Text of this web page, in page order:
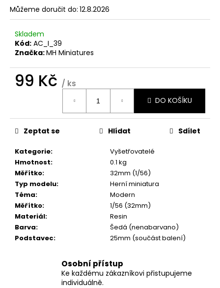
Můžeme doručit do: 12.8.2026
Skladem
Kód: AC_I_39
Značka:MH Miniatures
99 Kč / ks
DO KOŠÍKU
Kategorie:
Vyšetřovatelé
Hmotnost:
0.1 kg
Měřítko:
32mm (1/56)
Typ modelu:
Herní miniatura
Téma:
Modern
Měřítko:
1/56 (32mm)
Materiál:
Resin
Barva:
Šedá (nenabarvano)
Podstavec: 25mm (součást balení)
Zeptat se Hlídat Sdílet
Osobní přístup
Ke každému zákazníkovi přistupujeme
individuálně.
r
č
u
e
m